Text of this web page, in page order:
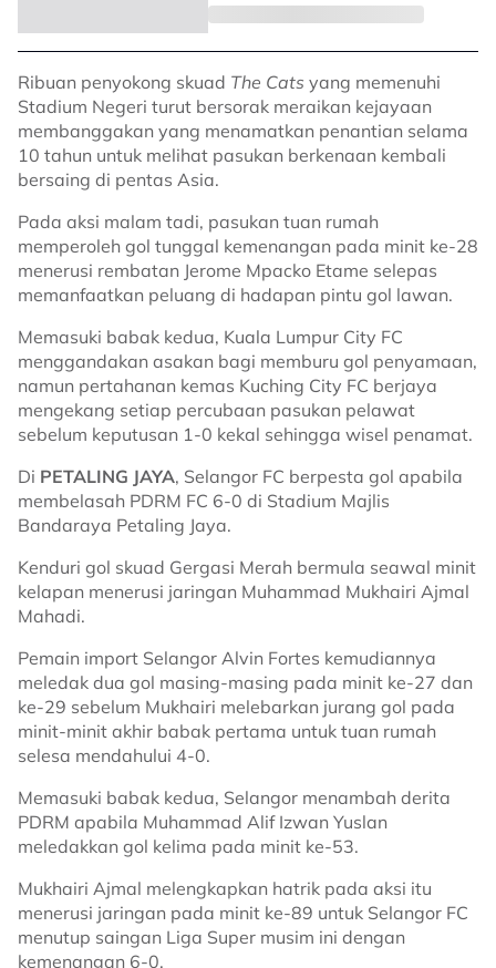
Ribuan penyokong skuad The Cats yang memenuhi
Stadium Negeri turut bersorak meraikan kejayaan
membanggakan yang menamatkan penantian selama
10 tahun untuk melihat pasukan berkenaan kembali
bersaing di pentas Asia.
Pada aksi malam tadi, pasukan tuan rumah
memperoleh gol tunggal kemenangan pada minit ke-28
menerusi rembatan Jerome Mpacko Etame selepas
memanfaatkan peluang di hadapan pintu gol lawan.
Memasuki babak kedua, Kuala Lumpur City FC
menggandakan asakan bagi memburu gol penyamaan,
namun pertahanan kemas Kuching City FC berjaya
mengekang setiap percubaan pasukan pelawat
sebelum keputusan 1-0 kekal sehingga wisel penamat.
Di PETALING JAYA, Selangor FC berpesta gol apabila
membelasah PDRM FC 6-0 di Stadium Majlis
Bandaraya Petaling Jaya.
Kenduri gol skuad Gergasi Merah bermula seawal minit
kelapan menerusi jaringan Muhammad Mukhairi Ajmal
Mahadi.
Pemain import Selangor Alvin Fortes kemudiannya
meledak dua gol masing-masing pada minit ke-27 dan
ke-29 sebelum Mukhairi melebarkan jurang gol pada
minit-minit akhir babak pertama untuk tuan rumah
selesa mendahului 4-0.
Memasuki babak kedua, Selangor menambah derita
PDRM apabila Muhammad Alif Izwan Yuslan
meledakkan gol kelima pada minit ke-53.
Mukhairi Ajmal melengkapkan hatrik pada aksi itu
menerusi jaringan pada minit ke-89 untuk Selangor FC
menutup saingan Liga Super musim ini dengan
kemenangan 6-0.